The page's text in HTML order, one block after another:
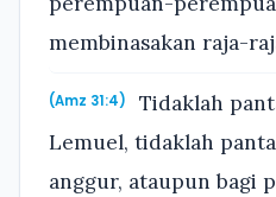
membinasakan raja-
(Amz 31:4)
Tidaklah
Lemuel, tidaklah
anggur, ataupun bagi